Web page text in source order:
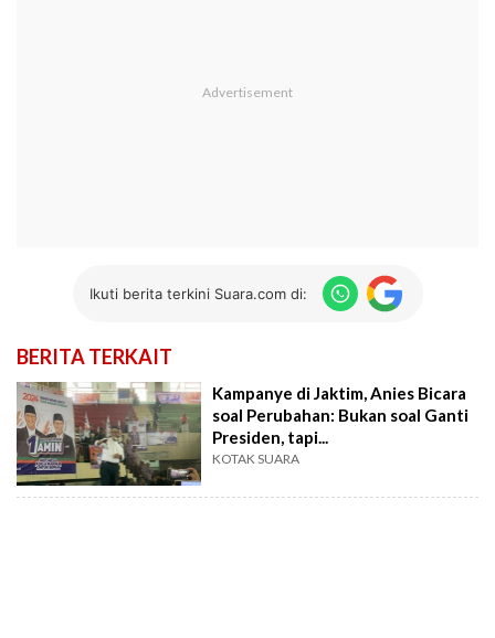
Ikuti berita terkini Suara.com di:
BERITA TERKAIT
Kampanye di Jaktim, Anies Bicara
soal Perubahan: Bukan soal Ganti
Presiden, tapi...
KOTAK SUARA